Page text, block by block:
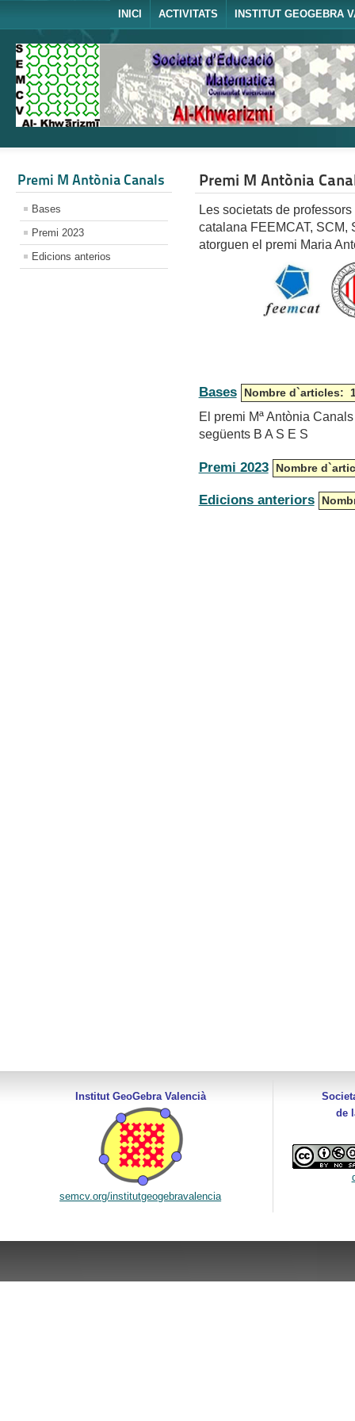
INICI ACTIVITATS INSTITUT GEOGEBRA
Premi M Antònia Canals
Bases
Premi 2023
Edicions anterios
Premi M Antònia
Les societats de
catalana FEEMCAT, SCM,
atorguen el premi Maria
Bases Nombre d`articles:
El premi Mª Antònia
següents B A S E S
Premi 2023 Nombre
Edicions anteriors
Institut GeoGebra Valencià
semcv.org/institutgeogebravalencia
de